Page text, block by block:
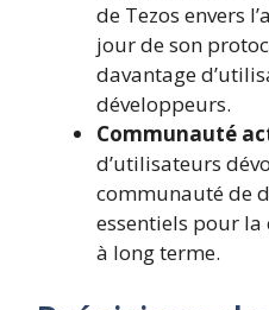
de Tezos envers
jour de son
davantage
développeurs.
Communauté
d’utilisateurs
communauté de
essentiels pour
à long terme.